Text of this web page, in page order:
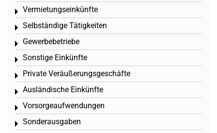
Vermietungseinkünfte
Toggle menu
Selbständige Tätigkeiten
Toggle menu
Gewerbebetriebe
Toggle menu
Sonstige Einkünfte
Toggle menu
Private Veräußerungsgeschäfte
Toggle menu
Ausländische Einkünfte
Toggle menu
Vorsorgeaufwendungen
Toggle menu
Sonderausgaben
Toggle menu